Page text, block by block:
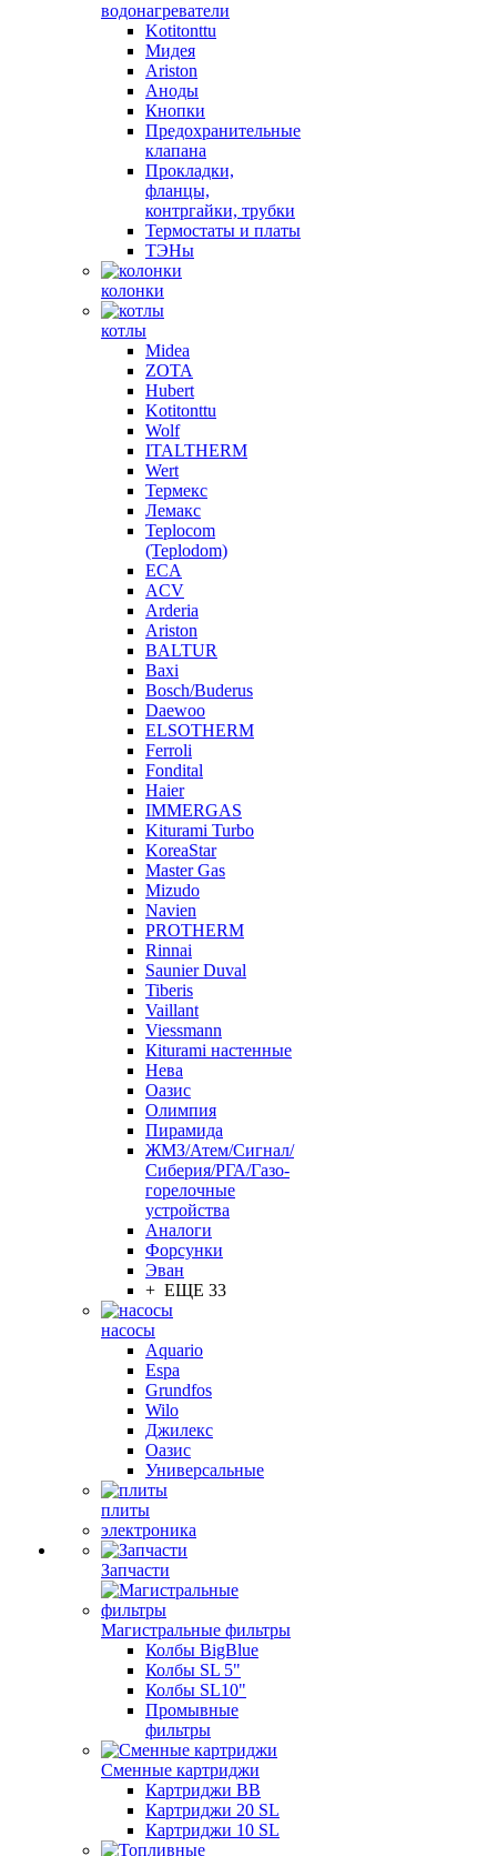
водонагреватели
Kotitonttu
Мидея
Ariston
Аноды
Кнопки
Предохранительные
клапана
Прокладки,
фланцы,
контргайки, трубки
Термостаты и платы
ТЭНы
колонки
котлы
Midea
ZOTA
Hubert
Kotitonttu
Wolf
ITALTHERM
Wert
Термекс
Лемакс
Teplocom
(Teplodom)
ECA
ACV
Arderia
Ariston
BALTUR
Baxi
Bosch/Buderus
Daewoo
ELSOTHERM
Ferroli
Fondital
Haier
IMMERGAS
Kiturami Turbo
KoreaStar
Master Gas
Mizudo
Navien
PROTHERM
Rinnai
Saunier Duval
Tiberis
Vaillant
Viessmann
Кiturami настенные
Нева
Оазис
Олимпия
Пирамида
ЖМЗ/Атем/Сигнал/
Сиберия/РГА/Газо-
горелочные
устройства
Aналоги
Форсунки
Эван
+ ЕЩЕ 33
насосы
Aquario
Espa
Grundfos
Wilo
Джилекс
Оазис
Универсальные
плиты
электроника
Запчасти
Магистральные фильтры
Колбы BigBlue
Колбы SL 5"
Колбы SL10"
Промывные
фильтры
Сменные картриджи
Картриджи BB
Картриджи 20 SL
Картриджи 10 SL